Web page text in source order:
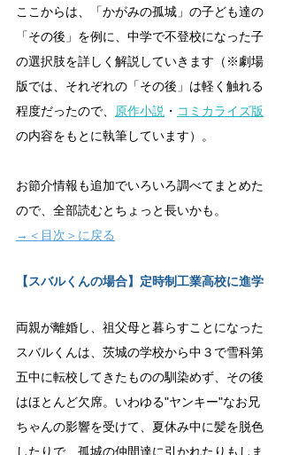
ここからは、「かがみの孤城」の子ども達の
「その後」を例に、中学で不登校になった子
の選択肢を詳しく解説していきます（※劇場
版では、それぞれの「その後」は軽く触れる
程度だったので、
原作小説 ・ コミカライズ版
の内容をもとに執筆しています）。
お節介情報も追加でいろいろ調べてまとめた
ので、全部読むとちょっと長いかも。
→＜目次＞に戻る
【スバルくんの場合】定時制工業高校に進学
両親が離婚し、祖父母と暮らすことになった
スバルくんは、茨城の学校から中３で雪科第
五中に転校してきたものの馴染めず、その後
はほとんど欠席。いわゆる"ヤンキー"なお兄
ちゃんの影響を受けて、夏休み中に髪を脱色
したりで、孤城の仲間達に引かれたりもしま